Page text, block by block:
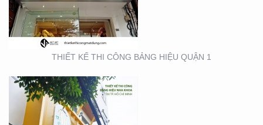
THIẾT KẾ THI CÔNG BẢNG HIỆU QUẬN 1
TẠI TP. HỒ CHÍ MINH